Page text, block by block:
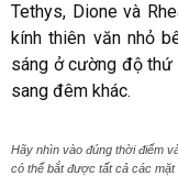
Tethys, Dione và
kính thiên văn nhỏ
sáng ở cường độ
sang đêm khác.
Hãy nhìn vào đúng thời điểm
có thể bắt được tất cả các mặt